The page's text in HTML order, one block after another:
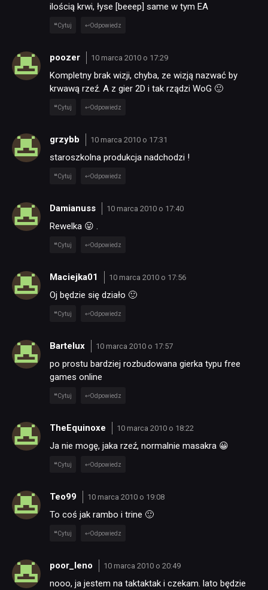
ilością krwi, łyse [beeep] same w tym EA
Cytuj Odpowiedz
poozer 10 marca 2010 o 17:29
Kompletny brak wizji, chyba, ze wizją nazwać by
krwawą rzeź. A z gier 2D i tak rządzi WoG 🙂
Cytuj Odpowiedz
grzybb 10 marca 2010 o 17:31
staroszkolna produkcja nadchodzi !
Cytuj Odpowiedz
Damianuss 10 marca 2010 o 17:40
Rewelka 😛 .
Cytuj Odpowiedz
Maciejka01 10 marca 2010 o 17:56
Oj będzie się działo 🙂
Cytuj Odpowiedz
Bartelux 10 marca 2010 o 17:57
po prostu bardziej rozbudowana gierka typu free
games online
Cytuj Odpowiedz
TheEquinoxe 10 marca 2010 o 18:22
Ja nie mogę, jaka rzeź, normalnie masakra 😀
Cytuj Odpowiedz
Teo99 10 marca 2010 o 19:08
To coś jak rambo i trine 🙂
Cytuj Odpowiedz
poor_leno 10 marca 2010 o 20:49
nooo, ja jestem na taktaktak i czekam. lato będzie